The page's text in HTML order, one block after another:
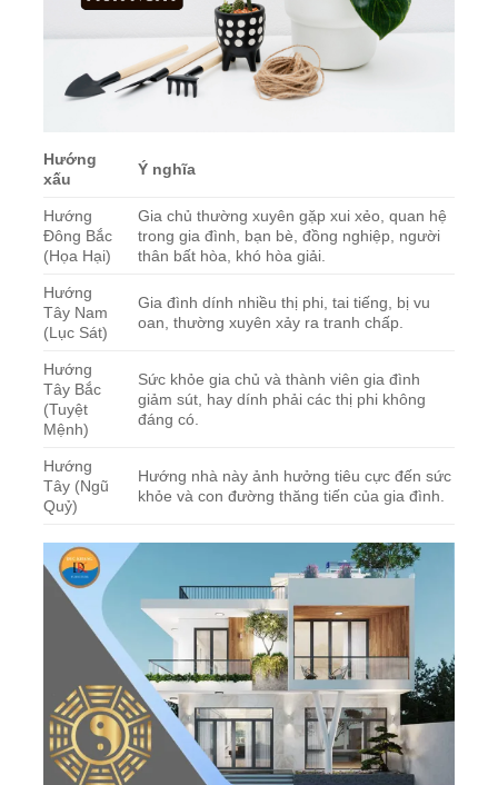
Hướng
xấu
Ý nghĩa
Hướng
Đông Bắc
(Họa Hại)
Gia chủ thường xuyên gặp xui xẻo, quan hệ
trong gia đình, bạn bè, đồng nghiệp, người
thân bất hòa, khó hòa giải.
Hướng
Tây Nam
(Lục Sát)
Gia đình dính nhiều thị phi, tai tiếng, bị vu
oan, thường xuyên xảy ra tranh chấp.
Hướng
Tây Bắc
(Tuyệt
Mệnh)
Sức khỏe gia chủ và thành viên gia đình
giảm sút, hay dính phải các thị phi không
đáng có.
Hướng
Tây (Ngũ
Quỷ)
Hướng nhà này ảnh hưởng tiêu cực đến sức
khỏe và con đường thăng tiến của gia đình.